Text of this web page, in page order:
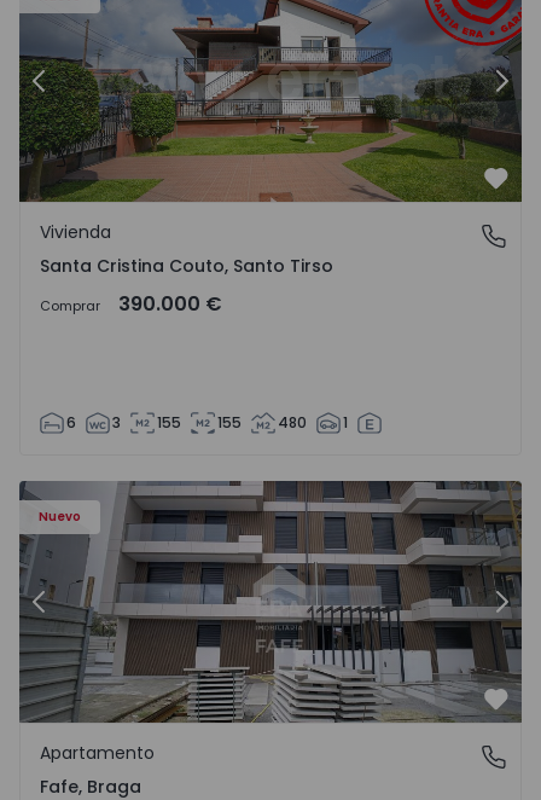
Anterior
Santa Cristina Couto, Santo Tirso
Vivienda
Santa Cristina Couto, Santo Tirso
Comprar 390.000 €
6 3 155 155 480 1
Nuevo
Anterior
Fafe, Braga
Apartamento
Fafe, Braga